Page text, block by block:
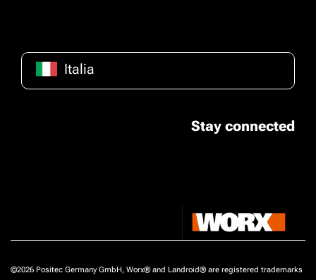
Italia
Stay connected
©2026 Positec Germany GmbH, Worx® and Landroid® are registered trademarks